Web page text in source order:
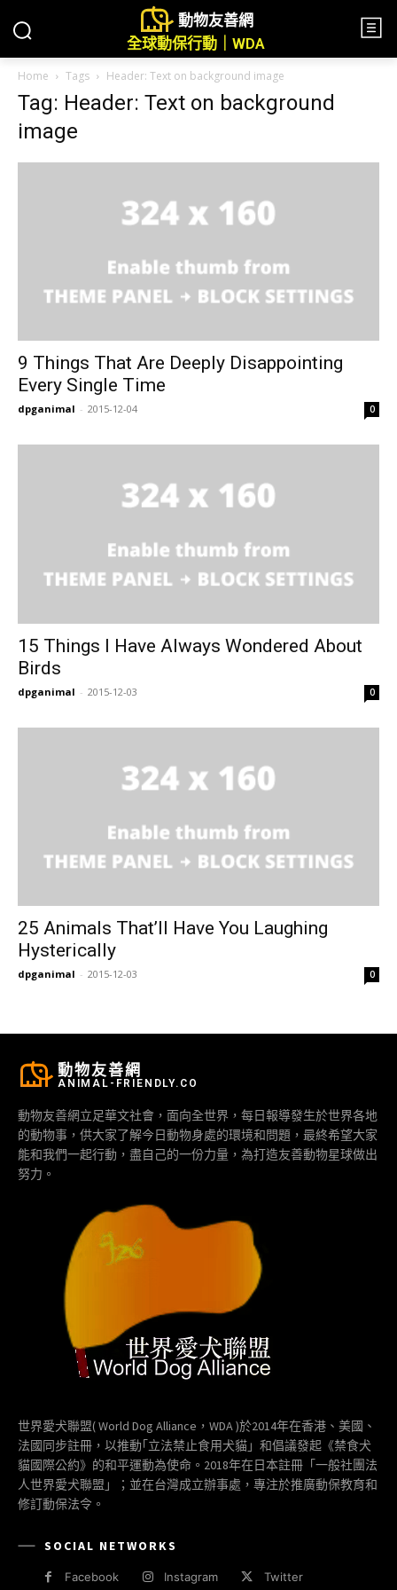
動物友善網
全球動保行動｜WDA
Home Tags Header: Text on background image
Tag: Header: Text on background
image
9 Things That Are Deeply Disappointing
Every Single Time
dpganimal - 2015-12-04 0
15 Things I Have Always Wondered About
Birds
dpganimal - 2015-12-03 0
25 Animals That’ll Have You Laughing
Hysterically
dpganimal - 2015-12-03 0
動物友善網
ANIMAL-FRIENDLY.CO
動物友善網立足華文社會，面向全世界，每日報導發生於世界各地
的動物事，供大家了解今日動物身處的環境和問題，最終希望大家
能和我們一起行動，盡自己的一份力量，為打造友善動物星球做出
努力。
世界愛犬聯盟( World Dog Alliance，WDA )於2014年在香港、美國、
法國同步註冊，以推動｢立法禁止食用犬貓」和倡議發起《禁食犬
貓國際公約》的和平運動為使命。2018年在日本註冊「一般社團法
人世界愛犬聯盟」；並在台灣成立辦事處，專注於推廣動保教育和
修訂動保法令。
SOCIAL NETWORKS
Facebook Instagram Twitter